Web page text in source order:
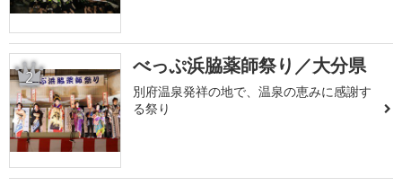
2 べっぷ浜脇薬師祭り／大分県
別府温泉発祥の地で、温泉の恵みに感謝す
る祭り